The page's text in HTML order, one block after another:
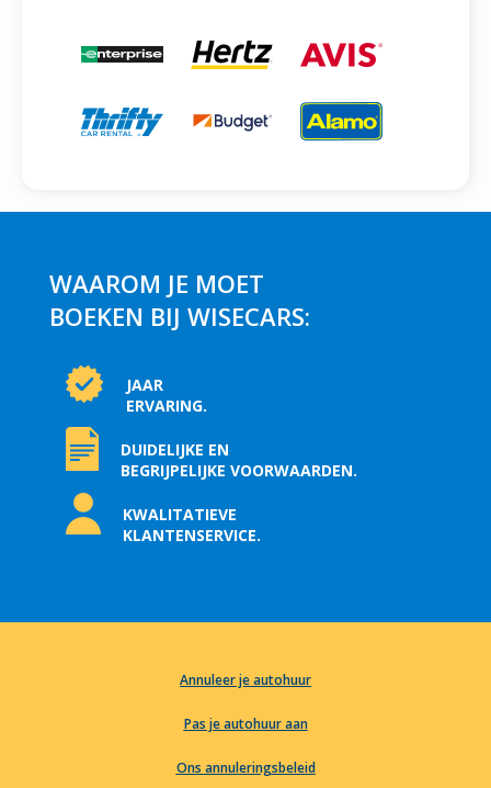
WAAROM JE MOET
BOEKEN BIJ WISECARS:
JAAR
ERVARING.
DUIDELIJKE EN
BEGRIJPELIJKE VOORWAARDEN.
KWALITATIEVE
KLANTENSERVICE.
Annuleer je autohuur
Pas je autohuur aan
Ons annuleringsbeleid